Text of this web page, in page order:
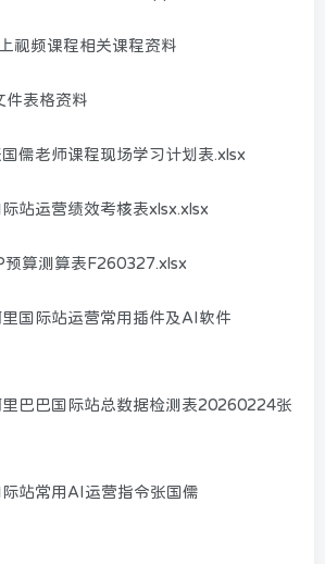
视频课程相关课程资料
表格资料
儒老师课程现场学习计划表.xlsx
站运营绩效考核表xlsx.xlsx
算测算表F260327.xlsx
国际站运营常用插件及AI软件
巴巴国际站总数据检测表20260224张
站常用AI运营指令张国儒